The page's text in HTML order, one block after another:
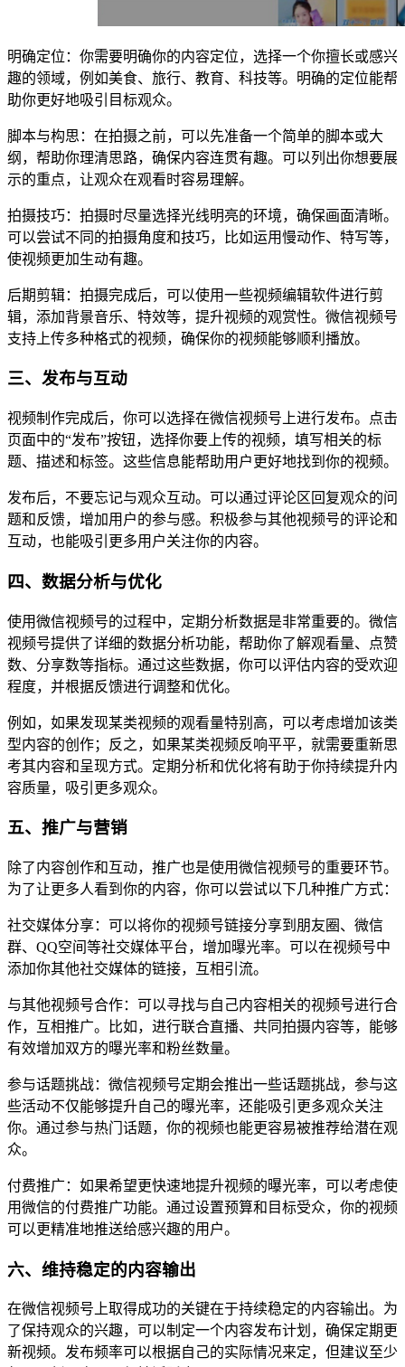
明确定位：你需要明确你的内容定位，选择一个你擅长或感兴
趣的领域，例如美食、旅行、教育、科技等。明确的定位能帮
助你更好地吸引目标观众。
脚本与构思：在拍摄之前，可以先准备一个简单的脚本或大
纲，帮助你理清思路，确保内容连贯有趣。可以列出你想要展
示的重点，让观众在观看时容易理解。
拍摄技巧：拍摄时尽量选择光线明亮的环境，确保画面清晰。
可以尝试不同的拍摄角度和技巧，比如运用慢动作、特写等，
使视频更加生动有趣。
后期剪辑：拍摄完成后，可以使用一些视频编辑软件进行剪
辑，添加背景音乐、特效等，提升视频的观赏性。微信视频号
支持上传多种格式的视频，确保你的视频能够顺利播放。
三、发布与互动
视频制作完成后，你可以选择在微信视频号上进行发布。点击
页面中的“发布”按钮，选择你要上传的视频，填写相关的标
题、描述和标签。这些信息能帮助用户更好地找到你的视频。
发布后，不要忘记与观众互动。可以通过评论区回复观众的问
题和反馈，增加用户的参与感。积极参与其他视频号的评论和
互动，也能吸引更多用户关注你的内容。
四、数据分析与优化
使用微信视频号的过程中，定期分析数据是非常重要的。微信
视频号提供了详细的数据分析功能，帮助你了解观看量、点赞
数、分享数等指标。通过这些数据，你可以评估内容的受欢迎
程度，并根据反馈进行调整和优化。
例如，如果发现某类视频的观看量特别高，可以考虑增加该类
型内容的创作；反之，如果某类视频反响平平，就需要重新思
考其内容和呈现方式。定期分析和优化将有助于你持续提升内
容质量，吸引更多观众。
五、推广与营销
除了内容创作和互动，推广也是使用微信视频号的重要环节。
为了让更多人看到你的内容，你可以尝试以下几种推广方式：
社交媒体分享：可以将你的视频号链接分享到朋友圈、微信
群、QQ空间等社交媒体平台，增加曝光率。可以在视频号中
添加你其他社交媒体的链接，互相引流。
与其他视频号合作：可以寻找与自己内容相关的视频号进行合
作，互相推广。比如，进行联合直播、共同拍摄内容等，能够
有效增加双方的曝光率和粉丝数量。
参与话题挑战：微信视频号定期会推出一些话题挑战，参与这
些活动不仅能够提升自己的曝光率，还能吸引更多观众关注
你。通过参与热门话题，你的视频也能更容易被推荐给潜在观
众。
付费推广：如果希望更快速地提升视频的曝光率，可以考虑使
用微信的付费推广功能。通过设置预算和目标受众，你的视频
可以更精准地推送给感兴趣的用户。
六、维持稳定的内容输出
在微信视频号上取得成功的关键在于持续稳定的内容输出。为
了保持观众的兴趣，可以制定一个内容发布计划，确保定期更
新视频。发布频率可以根据自己的实际情况来定，但建议至少